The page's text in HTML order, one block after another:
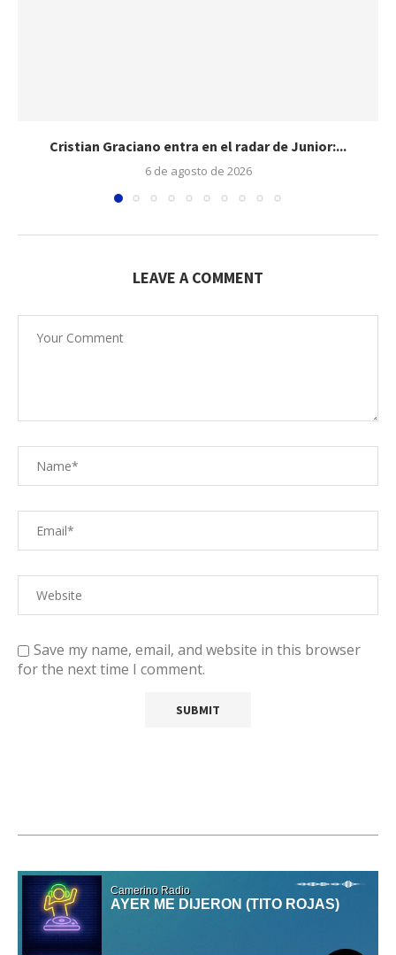
Cristian Graciano entra en el radar de Junior:...
6 de agosto de 2026
LEAVE A COMMENT
Save my name, email, and website in this browser
for the next time I comment.